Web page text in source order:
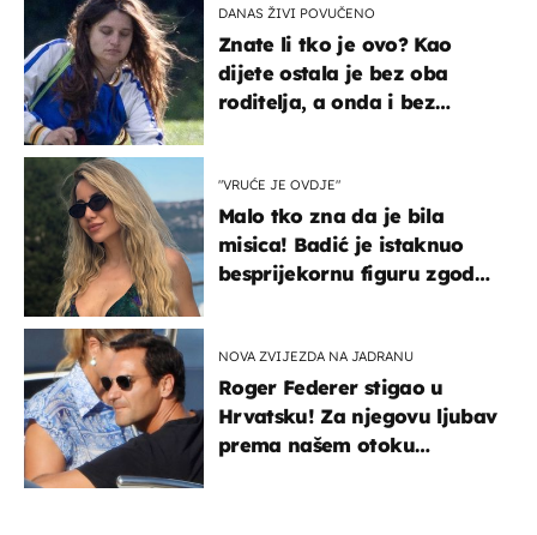
DANAS ŽIVI POVUČENO
Znate li tko je ovo? Kao
dijete ostala je bez oba
roditelja, a onda i bez
"VRUĆE JE OVDJE"
Malo tko zna da je bila
misica! Badić je istaknuo
besprijekornu figuru zgodne
NOVA ZVIJEZDA NA JADRANU
Roger Federer stigao u
Hrvatsku! Za njegovu ljubav
prema našem otoku